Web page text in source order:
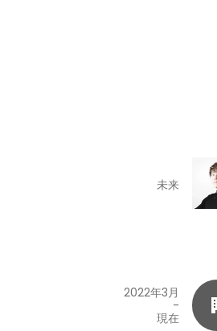
未来
2022年3月
-
現在